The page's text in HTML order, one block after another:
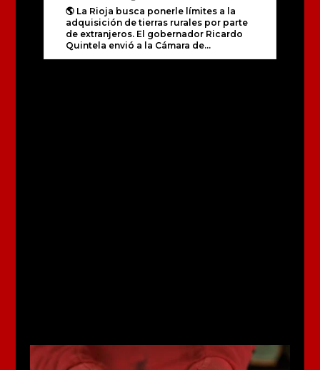
🌎 La Rioja busca ponerle límites a la
adquisición de tierras rurales por parte
de extranjeros. El gobernador Ricardo
Quintela envió a la Cámara de...